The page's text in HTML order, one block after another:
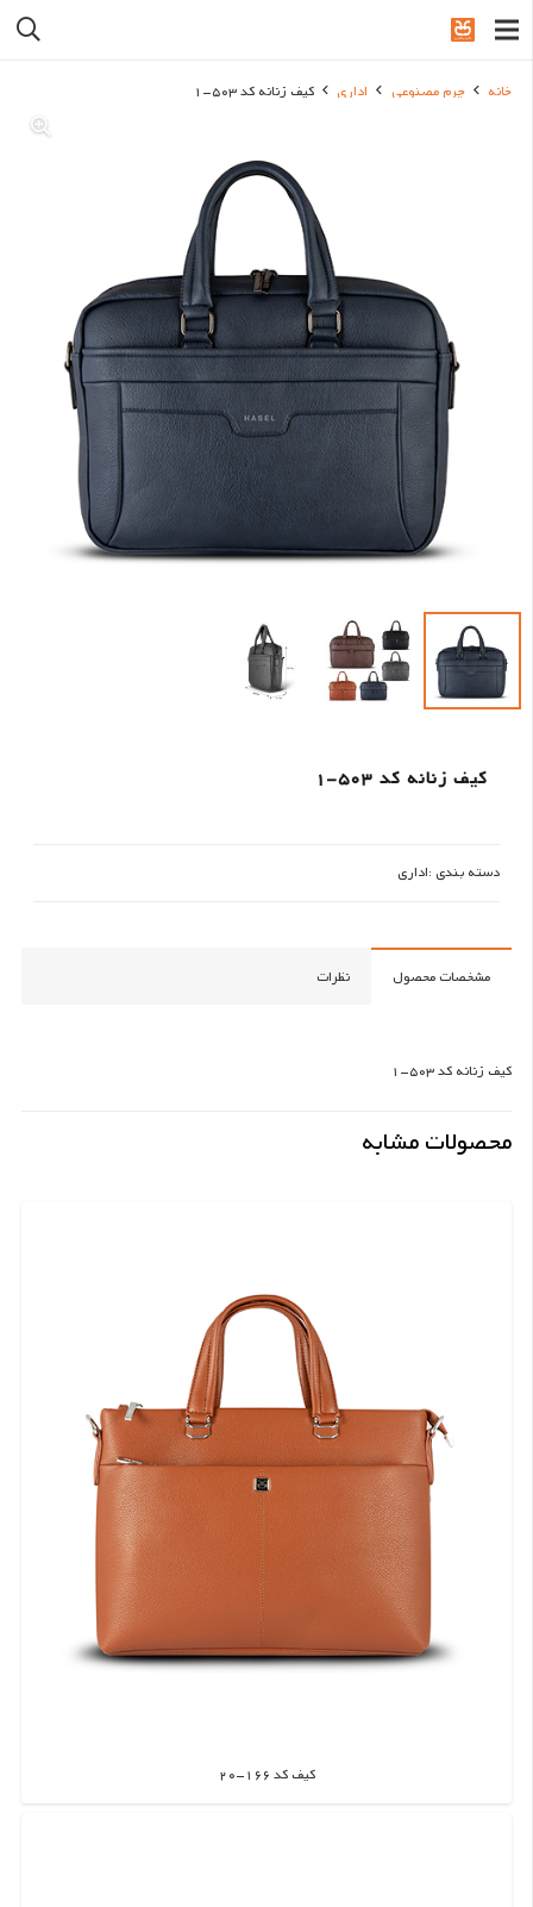
خانه چرم مصنوعی اداری کیف زنانه کد 503-1
کیف زنانه کد 503-1
دسته بندی :اداری
مشخصات محصول نظرات
کیف زنانه کد 503-1
محصولات مشابه
کیف کد 166-20
اطلاعات بیشتر